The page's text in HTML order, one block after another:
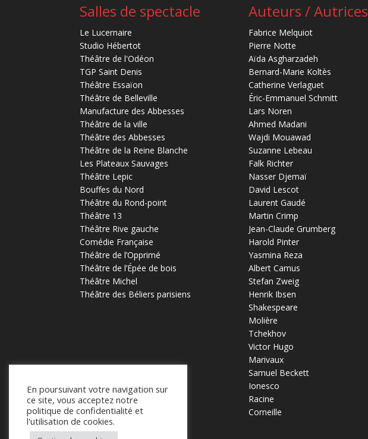
Salles de spectacle
Le Lucernaire
Studio Hébertot
Théâtre de l'Odéon
TGP Saint Denis
Théâtre Essaïon
Théâtre de Belleville
Manufacture des Abbesses
Théâtre de la ville
Théâtre des Abbesses
Théâtre de la Reine Blanche
Les Plateaux Sauvages
Théâtre Lepic
Bouffes du Nord
Théâtre du Rond-point
Théâtre 13
Théâtre Rive gauche
Comédie Française
Théâtre de l’Opprimé
Théâtre de l’Épée de bois
Théâtre Michel
Théâtre des Béliers parisiens
Auteurs / Autrices
Fabrice Melquiot
Pierre Notte
Aïda Asgharzadeh
Bernard-Marie Koltès
Catherine Verlaguet
Éric-Emmanuel Schmitt
Lars Noren
Ahmed Madani
Wajdi Mouawad
Suzanne Lebeau
Falk Richter
Nasser Djemaï
David Lescot
Laurent Gaudé
Martin Crimp
Jean-Claude Grumberg
Harold Pinter
Yasmina Reza
Albert Camus
Stefan Zweig
Henrik Ibsen
Shakespeare
Molière
Tchekhov
Victor Hugo
Marivaux
Samuel Beckett
Ionesco
Racine
Corneille
En poursuivant votre navigation sur
ce site, vous acceptez notre
politique de confidentialité et
l'utilisation de cookies.